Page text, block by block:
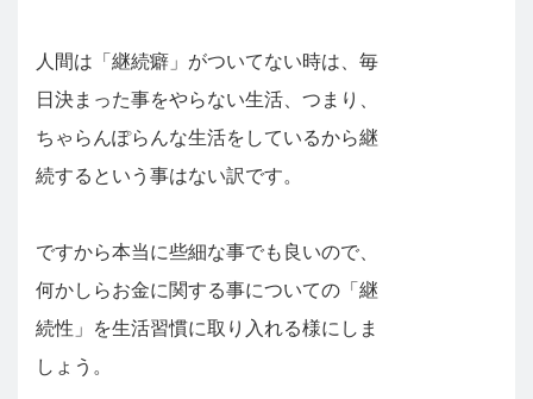
人間は「継続癖」がついてない時は、毎
日決まった事をやらない生活、つまり、
ちゃらんぽらんな生活をしているから継
続するという事はない訳です。
ですから本当に些細な事でも良いので、
何かしらお金に関する事についての「継
続性」を生活習慣に取り入れる様にしま
しょう。